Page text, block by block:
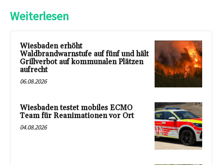
Weiterlesen
Wiesbaden erhöht
Waldbrandwarnstufe auf fünf und hält
Grillverbot auf kommunalen Plätzen
aufrecht
06.08.2026
Wiesbaden testet mobiles ECMO
Team für Reanimationen vor Ort
04.08.2026